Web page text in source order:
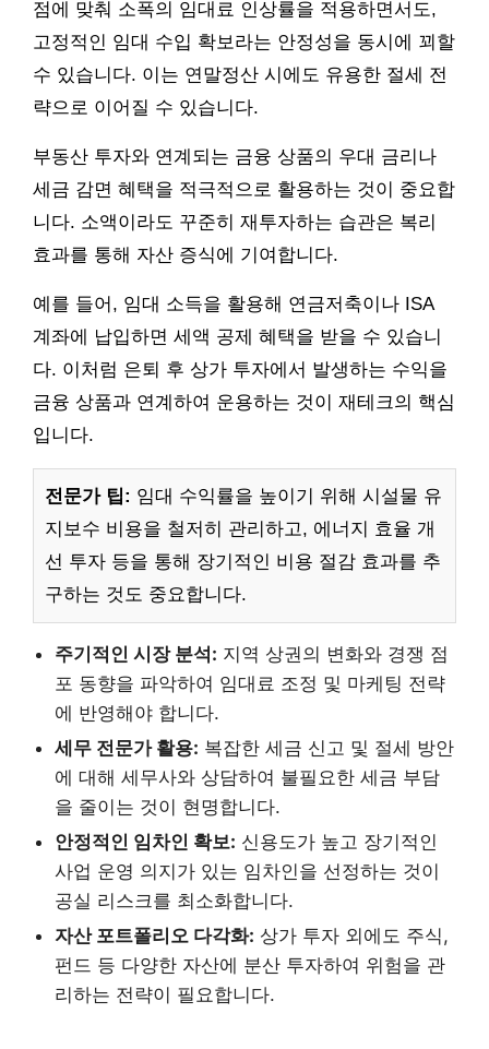
점에 맞춰 소폭의 임대료 인상률을 적용하면서도,
고정적인 임대 수입 확보라는 안정성을 동시에 꾀할
수 있습니다. 이는 연말정산 시에도 유용한 절세 전
략으로 이어질 수 있습니다.
부동산 투자와 연계되는 금융 상품의 우대 금리나
세금 감면 혜택을 적극적으로 활용하는 것이 중요합
니다. 소액이라도 꾸준히 재투자하는 습관은 복리
효과를 통해 자산 증식에 기여합니다.
예를 들어, 임대 소득을 활용해 연금저축이나 ISA
계좌에 납입하면 세액 공제 혜택을 받을 수 있습니
다. 이처럼 은퇴 후 상가 투자에서 발생하는 수익을
금융 상품과 연계하여 운용하는 것이 재테크의 핵심
입니다.
전문가 팁: 임대 수익률을 높이기 위해 시설물 유
지보수 비용을 철저히 관리하고, 에너지 효율 개
선 투자 등을 통해 장기적인 비용 절감 효과를 추
구하는 것도 중요합니다.
주기적인 시장 분석: 지역 상권의 변화와 경쟁 점
포 동향을 파악하여 임대료 조정 및 마케팅 전략
에 반영해야 합니다.
세무 전문가 활용: 복잡한 세금 신고 및 절세 방안
에 대해 세무사와 상담하여 불필요한 세금 부담
을 줄이는 것이 현명합니다.
안정적인 임차인 확보: 신용도가 높고 장기적인
사업 운영 의지가 있는 임차인을 선정하는 것이
공실 리스크를 최소화합니다.
자산 포트폴리오 다각화: 상가 투자 외에도 주식,
펀드 등 다양한 자산에 분산 투자하여 위험을 관
리하는 전략이 필요합니다.